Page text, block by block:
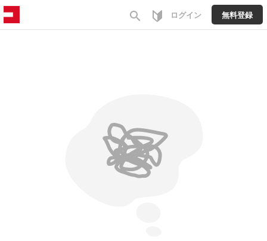
search ログイン 無料登録